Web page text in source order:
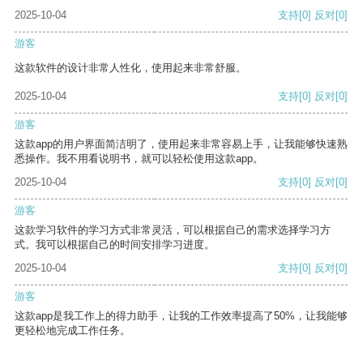
2025-10-04 支持[0] 反对[0]
游客
这款软件的设计非常人性化，使用起来非常舒服。
2025-10-04 支持[0] 反对[0]
游客
这款app的用户界面简洁明了，使用起来非常容易上手，让我能够快速熟
悉操作。我不用看说明书，就可以轻松使用这款app。
2025-10-04
支持[0] 反对[0]
游客
这款学习软件的学习方式非常灵活，可以根据自己的需求选择学习方
式。我可以根据自己的时间安排学习进度。
2025-10-04
支持[0] 反对[0]
游客
这款app是我工作上的得力助手，让我的工作效率提高了50%，让我能够
更轻松地完成工作任务。